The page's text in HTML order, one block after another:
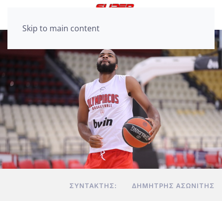
Skip to main content
ΣΥΝΤΆΚΤΗΣ: ΔΗΜΉΤΡΗΣ ΑΣΩΝΊΤΗΣ